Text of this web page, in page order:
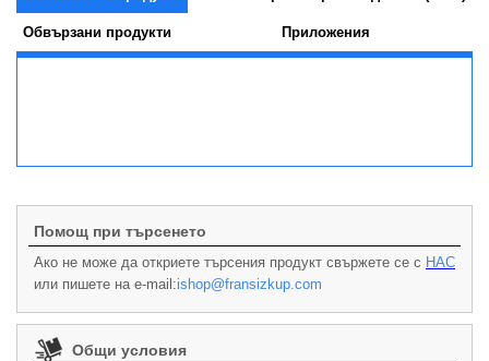
Обвързани продукти Приложения
Помощ при търсенето
Ако не може да откриете търсения продукт свържете се с НАС
или пишете на e-mail:ishop@fransizkup.com
Общи условия